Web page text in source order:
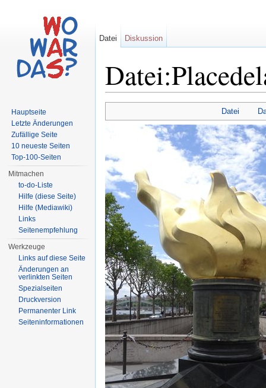
Datei
Datei Diskussion
Hauptseite
Letzte Änderungen
Zufällige Seite
10 neueste Seiten
Top-100-Seiten
Mitmachen
to-do-Liste
Hilfe (diese Seite)
Hilfe (Mediawiki)
Links
Seitenempfehlung
Werkzeuge
Links auf diese Seite
Änderungen an
verlinkten Seiten
Spezialseiten
Druckversion
Permanenter Link
Seiteninformationen